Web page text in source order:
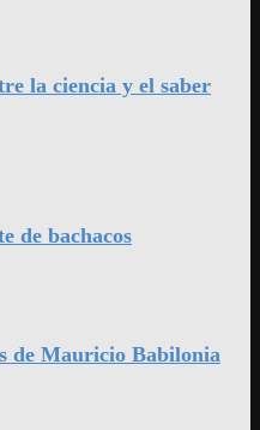
la ciencia y el saber
de bachacos
de Mauricio Babilonia